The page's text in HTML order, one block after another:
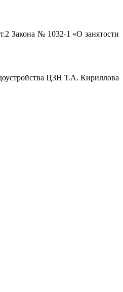
Закона № 1032-1 «О занятости
ЦЗН Т.А. Кириллова